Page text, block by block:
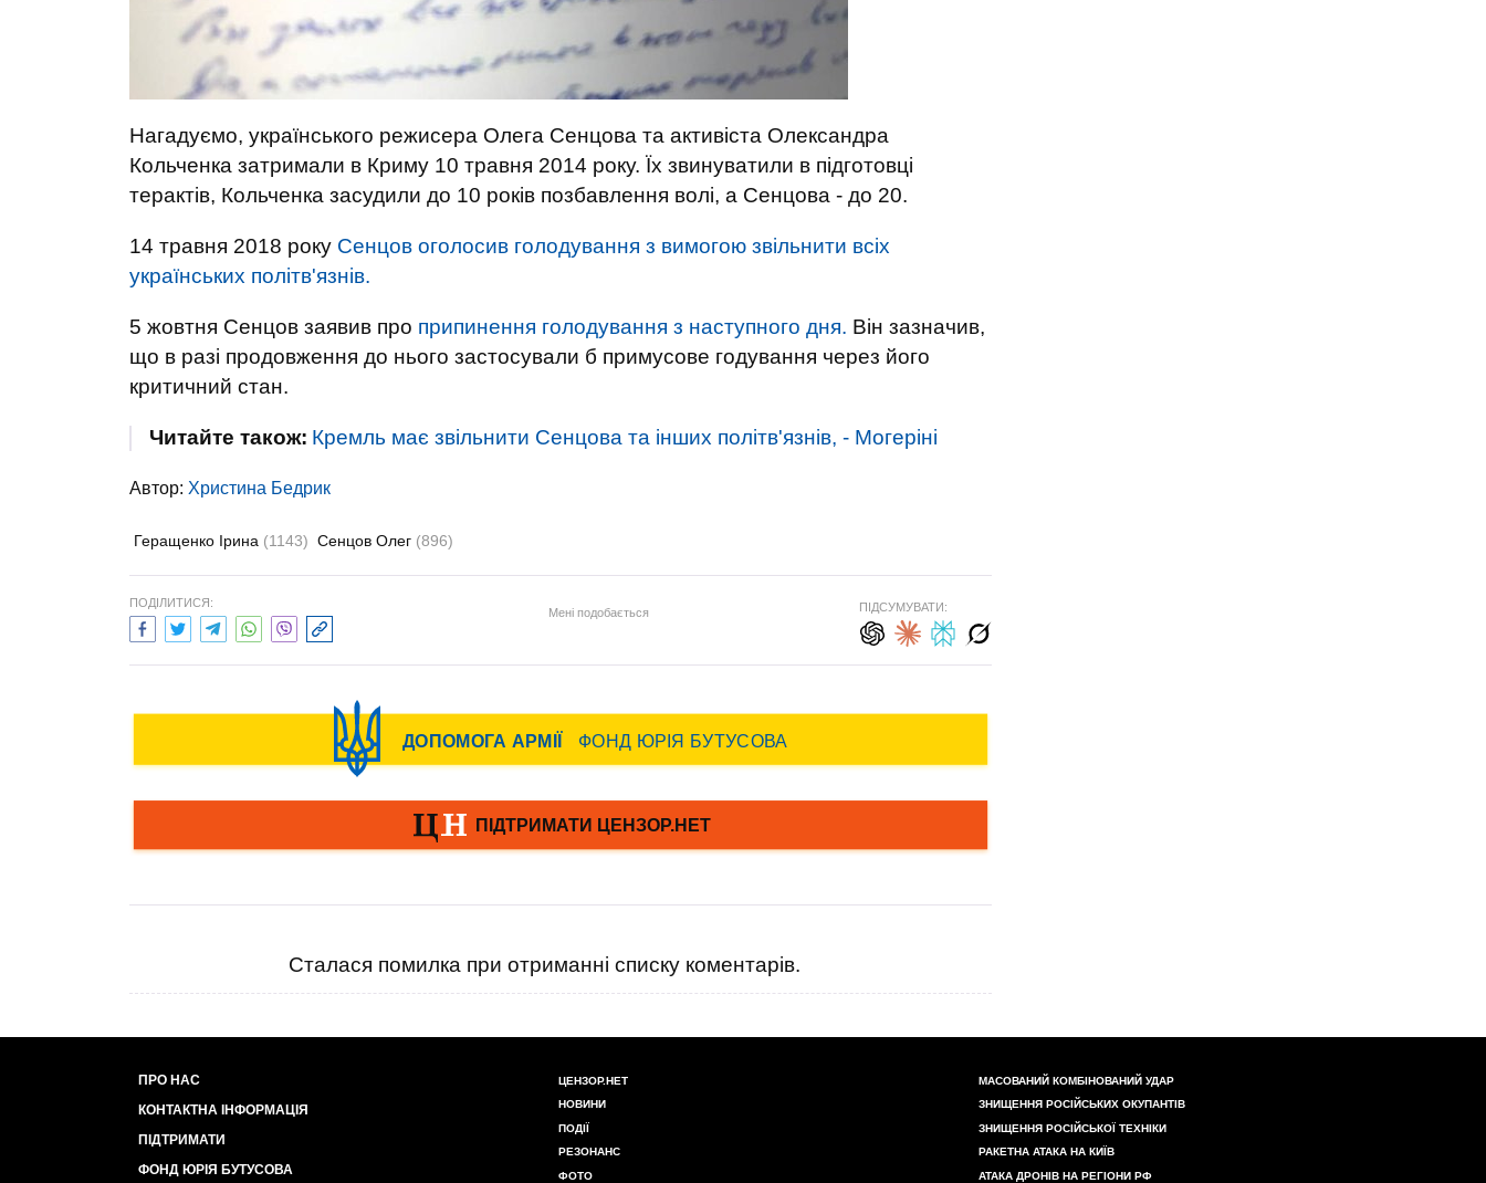
Нагадуємо, українського режисера Олега Сенцова та активіста Олександра
Кольченка затримали в Криму 10 травня 2014 року. Їх звинуватили в підготовці
терактів, Кольченка засудили до 10 років позбавлення волі, а Сенцова - до 20.
14 травня 2018 року Сенцов оголосив голодування з вимогою звільнити всіх
українських політв'язнів.
5 жовтня Сенцов заявив про припинення голодування з наступного дня. Він зазначив,
що в разі продовження до нього застосували б примусове годування через його
критичний стан.
Читайте також: Кремль має звільнити Сенцова та інших політв'язнів, - Могеріні
Автор: Христина Бедрик
Геращенко Ірина (1143) Сенцов Олег (896)
ПОДІЛИТИСЯ:
Мені подобається ПІДСУМУВАТИ:
Сталася помилка при отриманні списку коментарів.
ПРО НАС
КОНТАКТНА ІНФОРМАЦІЯ
ПІДТРИМАТИ
ФОНД ЮРІЯ БУТУСОВА
ЦЕНЗОР.НЕТ
НОВИНИ
ПОДІЇ
РЕЗОНАНС
ФОТО
МАСОВАНИЙ КОМБІНОВАНИЙ УДАР
ЗНИЩЕННЯ РОСІЙСЬКИХ ОКУПАНТІВ
ЗНИЩЕННЯ РОСІЙСЬКОЇ ТЕХНІКИ
РАКЕТНА АТАКА НА КИЇВ
АТАКА ДРОНІВ НА РЕГІОНИ РФ